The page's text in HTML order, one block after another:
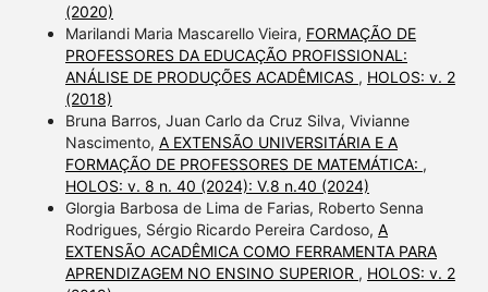
(2020)
Marilandi Maria Mascarello Vieira, FORMAÇÃO DE
PROFESSORES DA EDUCAÇÃO PROFISSIONAL:
ANÁLISE DE PRODUÇÕES ACADÊMICAS , HOLOS: v. 2
(2018)
Bruna Barros, Juan Carlo da Cruz Silva, Vivianne
Nascimento, A EXTENSÃO UNIVERSITÁRIA E A
FORMAÇÃO DE PROFESSORES DE MATEMÁTICA: ,
HOLOS: v. 8 n. 40 (2024): V.8 n.40 (2024)
Glorgia Barbosa de Lima de Farias, Roberto Senna
Rodrigues, Sérgio Ricardo Pereira Cardoso, A
EXTENSÃO ACADÊMICA COMO FERRAMENTA PARA
APRENDIZAGEM NO ENSINO SUPERIOR , HOLOS: v. 2